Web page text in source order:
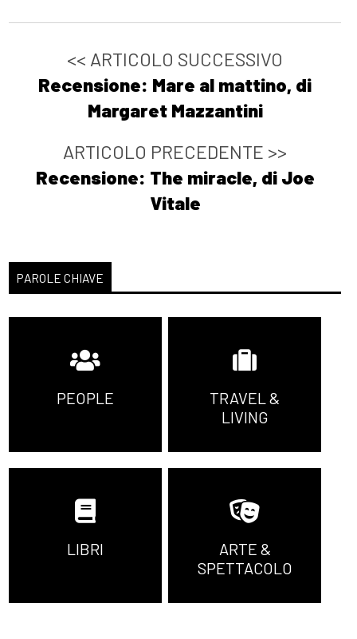
<< ARTICOLO SUCCESSIVO
Recensione: Mare al mattino, di
Margaret Mazzantini
ARTICOLO PRECEDENTE >>
Recensione: The miracle, di Joe
Vitale
PAROLE CHIAVE
PEOPLE
TRAVEL &
LIVING
LIBRI
ARTE &
SPETTACOLO